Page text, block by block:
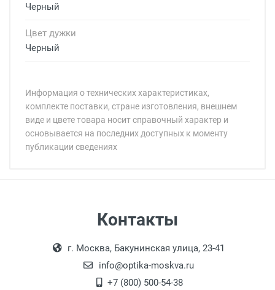
Черный
Цвет дужки
Черный
Информация о технических характеристиках,
комплекте поставки, стране изготовления, внешнем
виде и цвете товара носит справочный характер и
основывается на последних доступных к моменту
публикации сведениях
Общая ширина:
18:00, по субботам с 11:00 до 15:00, в
офисе по адресу: г. Москва,
Переведеновский переулок 17, корпус 1,
Контакты
г. Москва, Бакунинская улица, 23-41
info@optika-moskva.ru
+7 (800) 500-54-38